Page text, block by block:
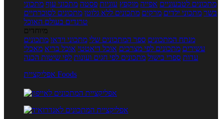
מתכונים לטבעוניים אפייה מוקפץ עוגיות פסטה מתכוני עוף מתכוני
בשר מתכוני ילדים מרקים מתכונים ללא גלוטן מתכונים לסוכרתיים
טרנדים בעולם האוכל
מיוחדים
מנתח המתכונים ספר המתכונים שלי מתכוני וידאו מתכונים
עשירים מתכונים לפי מצרכים אוכל דיאטטי אוכל בריא מאכלי
עדות ספרי בישול מתכונים לפי חגים ועונות לפי שיטות הכנה
אפליקציית Foods